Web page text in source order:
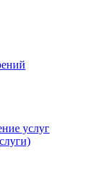
услуг